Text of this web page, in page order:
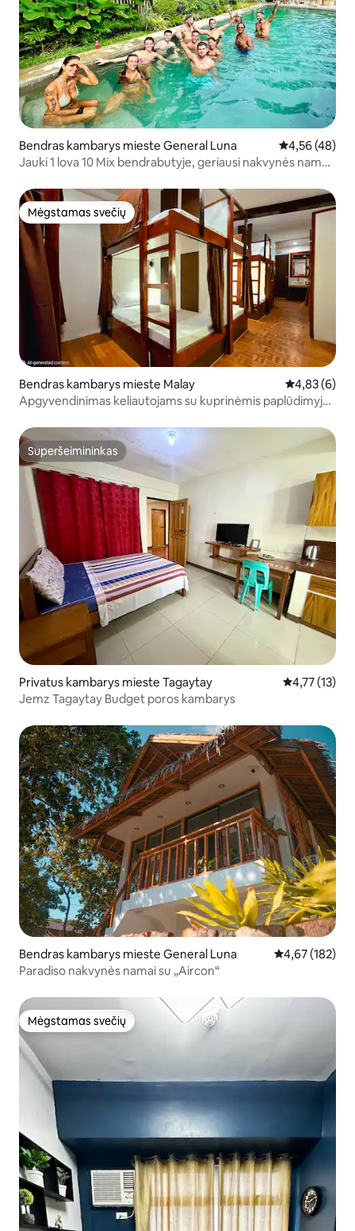
Bendras kambarys mieste General Luna Vidutinis
4,56 (48)
Jauki 1 lova 10 Mix bendrabutyje, geriausi nakvynės namai
Mėgstamas svečių
Mėgstamas svečių
Bendras kambarys mieste Malay Vidutinis
4,83 (6)
Apgyvendinimas keliautojams su kuprinėmis paplūdimyje
Superšeimininkas
Superšeimininkas
Privatus kambarys mieste Tagaytay Vidutinis
4,77 (13)
Jemz Tagaytay Budget poros kambarys
Bendras kambarys mieste General Luna Vidutinis
4,67 (182)
Paradiso nakvynės namai su „Aircon“
Mėgstamas svečių
Mėgstamas svečių